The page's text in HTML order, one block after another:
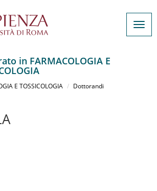
in FARMACOLOGIA E
E TOSSICOLOGIA
Dottorandi